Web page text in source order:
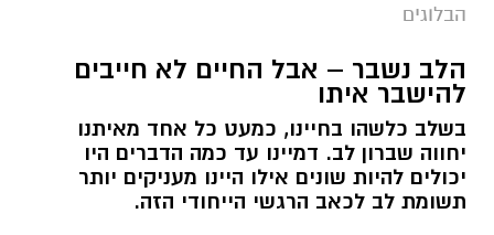
יש לכם מידע חשוב שטרם נחשף? צילומים מאירוע
חדשותי? מצאתם טעות בכתבה? נשמח שתשתפו
אותנו
הבלוגים
הלב נשבר – אבל החיים לא חייבים
להישבר איתו
בשלב כלשהו בחיינו, כמעט כל אחד מאיתנו
יחווה שברון לב. דמיינו עד כמה הדברים היו
יכולים להיות שונים אילו היינו מעניקים יותר
תשומת לב לכאב הרגשי הייחודי הזה.